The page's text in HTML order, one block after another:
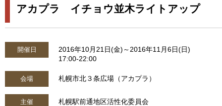
アカプラ イチョウ並木ライトアップ
開催日
2016年10月21日(金)～2016年11月6日(日)
17:00-22:00
会場 札幌市北３条広場（アカプラ）
主催 札幌駅前通地区活性化委員会